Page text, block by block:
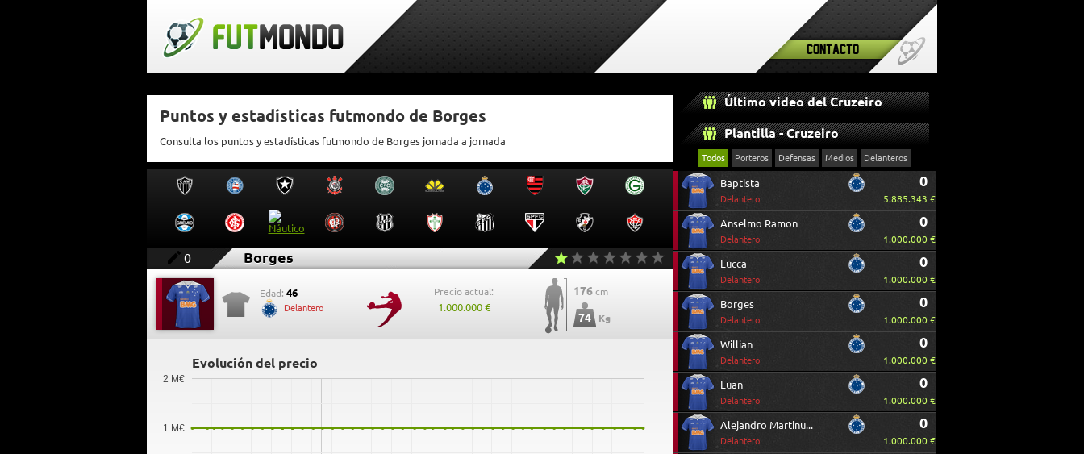
Contacto
Puntos y estadísticas futmondo de Borges
Consulta los puntos y estadísticas futmondo de Borges jornada a jornada
0 Borges
Edad: 46
Delantero
Precio actual:
1.000.000 €
176 cm
74 Kg
Evolución del precio
1 M€
2 M€
Último video del Cruzeiro
Plantilla - Cruzeiro
Todos Porteros Defensas Medios Delanteros
Baptista
Delantero
0
5.885.343 €
Anselmo Ramon
Delantero
0
1.000.000 €
Lucca
Delantero
0
1.000.000 €
Borges
Delantero
0
1.000.000 €
Willian
Delantero
0
1.000.000 €
Luan
Delantero
0
1.000.000 €
Alejandro Martinuccio
Delantero
0
1.000.000 €